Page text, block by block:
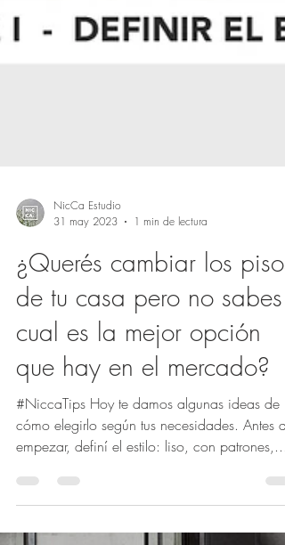
1 min de lectura
¿Querés cambiar los pisos
de tu casa pero no sabes
cual es la mejor opción
que hay en el mercado?
#NiccaTips Hoy te damos algunas ideas de
cómo elegirlo según tus necesidades. Antes de
empezar, definí el estilo: liso, con patrones,...